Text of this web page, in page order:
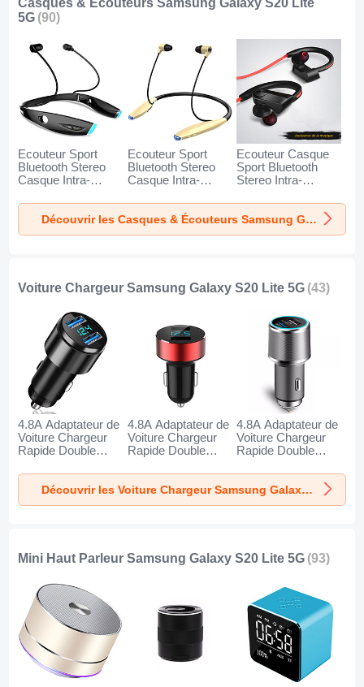
Casques & Écouteurs Samsung Galaxy S20 Lite
5G (90)
Ecouteur Sport
Bluetooth Stereo
Casque Intra-
Oreillette H52 pour
Samsung Galaxy
S20 Lite 5G Noir
Ecouteur Sport
Bluetooth Stereo
Casque Intra-
Oreillette H51 pour
Samsung Galaxy
S20 Lite 5G Or
Ecouteur Casque
Sport Bluetooth
Stereo Intra-
Oreillette H53 pour
Samsung Galaxy
S20 Lite 5G Noir
Découvrir les Casques & Écouteurs Samsung Galaxy S20 Lite 5G
Voiture Chargeur Samsung Galaxy S20 Lite 5G (43)
4.8A Adaptateur de
Voiture Chargeur
Rapide Double
K10 pour Samsung
Galaxy S20 Lite 5G
Noir
4.8A Adaptateur de
Voiture Chargeur
Rapide Double
K07 pour Samsung
Galaxy S20 Lite 5G
Rouge
4.8A Adaptateur de
Voiture Chargeur
Rapide Double
K08 pour Samsung
Galaxy S20 Lite 5G
Argent
Découvrir les Voiture Chargeur Samsung Galaxy S20 Lite 5G
Mini Haut Parleur Samsung Galaxy S20 Lite 5G (93)